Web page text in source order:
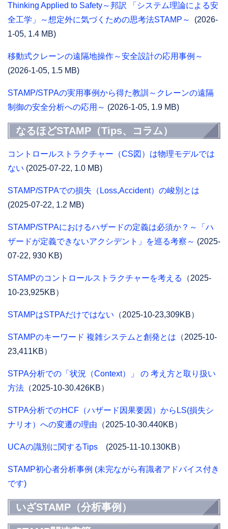
Thinking Applied to Safety～邦訳 「システム理論による安
全工学」～想定外に気づくための思考法STAMP～
(2026-
1-05, 1.4 MB)
移動式クレーンの遠隔地操作～安全設計の応用事例～
(2026-1-05, 1.5 MB)
STAMP/STPAの実用事例から得た教訓～クレーンの遠隔
制御の安全分析への応用～ (2026-1-05, 1.9 MB)
なるほどSTAMP（Tips、コラム）
コントロールストラクチャー（CS図）は物理モデルでは
ない (2025-07-22, 1.0 MB)
STAMP/STPAでの損失（Loss,Accident）の峻別とは
(2025-07-22, 1.2 MB)
STAMP/STPAにおけるハザードの定義は必須か？～「ハ
ザードが定義できないアクシデント」を巡る考察～ (2025-
07-22, 930 KB)
STAMPのコントロールストラクチャーを考える
（2025-
10-23,925KB）
STAMPはSTPAだけではない （2025-10-23,309KB）
STAMPのキーワード 複雑システムと創発とは （2025-10-
23,411KB）
STPA分析での「状況（Context）」 の 考え⽅と取り扱い
⽅法 （2025‐10-30.426KB）
STPA分析でのHCF（ハザード因果要因）からLS(損失シ
ナリオ）への変遷の理由 （2025‐10-30.440KB）
UCAの識別に関するTips (2025-11-10.130KB）
STAMP初心者分析事例 (未完ながら有識者アドバイス付き
です)
いざSTAMP（分析事例）